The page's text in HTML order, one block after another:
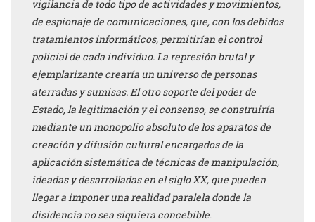
vigilancia de todo tipo de actividades y movimientos,
de espionaje de comunicaciones, que, con los debidos
tratamientos informáticos, permitirían el control
policial de cada individuo. La represión brutal y
ejemplarizante crearía un universo de personas
aterradas y sumisas. El otro soporte del poder de
Estado, la legitimación y el consenso, se construiría
mediante un monopolio absoluto de los aparatos de
creación y difusión cultural encargados de la
aplicación sistemática de técnicas de manipulación,
ideadas y desarrolladas en el siglo XX, que pueden
llegar a imponer una realidad paralela donde la
disidencia no sea siquiera concebible